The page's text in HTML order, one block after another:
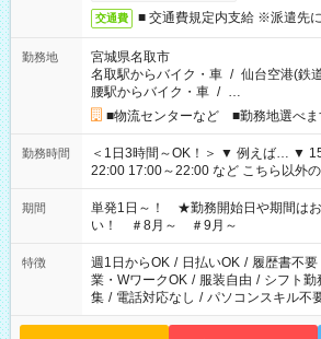
交通費 ■ 交通費規定内支給 ※派遣先
勤務地
宮城県名取市
名取駅からバイク・車 / 仙台空港(鉄
腰駅からバイク・車 / …
■物流センターなど ■勤務地選べま
勤務時間
＜1日3時間～OK！＞ ▼ 例えば… ▼ 15:00～18:00 15:00～
22:00 17:00～22:00 など こちら以外の時間もお気軽にご相談く
ださい！
期間
単発1日～！ ★勤務開始日や期間はお
い！ ＃8月～ ＃9月～
特徴 週1日からOK / 日払いOK / 履歴書不要
業・WワークOK / 服装自由 / シフト勤
集 / 電話対応なし / パソコンスキル不